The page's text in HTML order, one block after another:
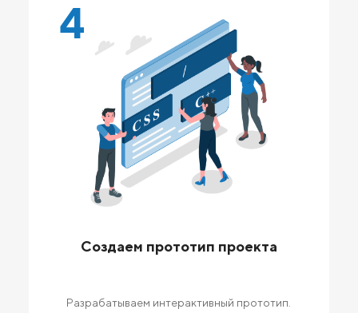
4
Создаем прототип проекта
Разрабатываем интерактивный прототип.